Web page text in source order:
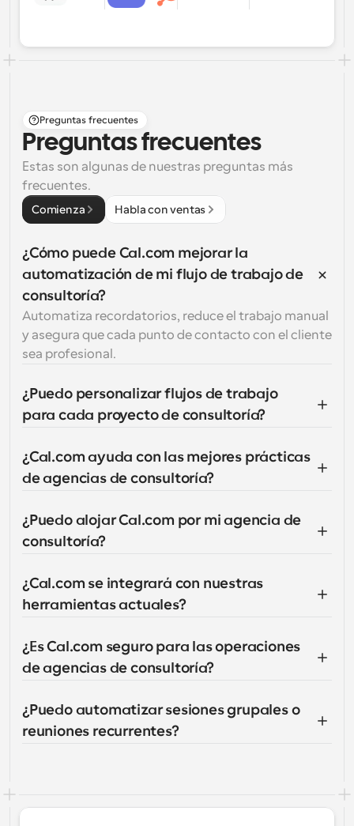
Preguntas frecuentes
Preguntas frecuentes
Estas son algunas de nuestras preguntas más
frecuentes.
Comienza Habla con ventas
¿Cómo puede Cal.com mejorar la
automatización de mi flujo de trabajo de
consultoría?
Automatiza recordatorios, reduce el trabajo manual
y asegura que cada punto de contacto con el cliente
sea profesional.
¿Puedo personalizar flujos de trabajo
para cada proyecto de consultoría?
¿Cal.com ayuda con las mejores prácticas
de agencias de consultoría?
¿Puedo alojar Cal.com por mi agencia de
consultoría?
¿Cal.com se integrará con nuestras
herramientas actuales?
¿Es Cal.com seguro para las operaciones
de agencias de consultoría?
¿Puedo automatizar sesiones grupales o
reuniones recurrentes?